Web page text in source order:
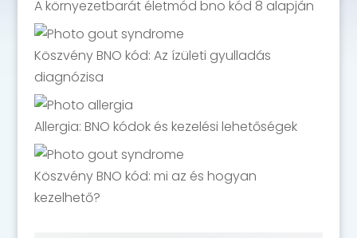
A környezetbarát életmód bno kód 8 alapján
Köszvény BNO kód: Az ízületi gyulladás
diagnózisa
Allergia: BNO kódok és kezelési lehetőségek
Köszvény BNO kód: mi az és hogyan
kezelhető?